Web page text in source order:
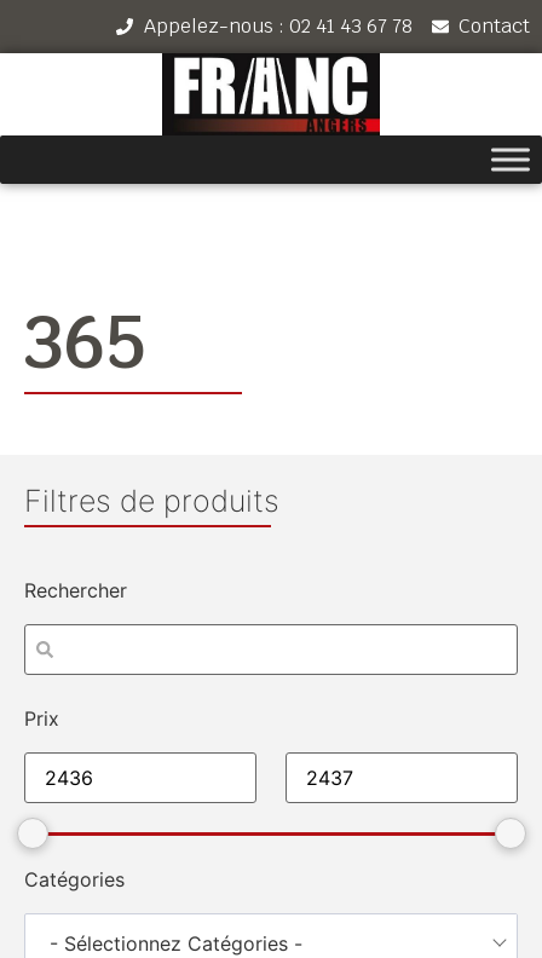
Appelez-nous : 02 41 43 67 78 Contact
365
Filtres de produits
Rechercher
Prix
Catégories
- Sélectionnez Catégories -